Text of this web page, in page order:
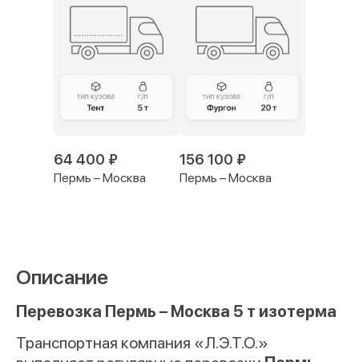
64 400 ₽
Пермь – Москва
156 100 ₽
Пермь – Москва
Описание
Перевозка Пермь – Москва 5 т изотерма
Транспортная компания «Л.Э.Т.О.»